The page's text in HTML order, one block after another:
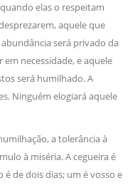
elas o respeitam
aquele que
será privado da
necessidade, e aquele
será humilhado. A
Ninguém elogiará aquele
a tolerância à
à miséria. A cegueira é
de dois dias; um é vosso e